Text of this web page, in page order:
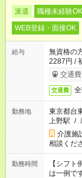
派遣 職種未経験OK
WEB登録・面接OK
給与
無資格の
2287円 /
交通
交通費
勤務地
東京都台
上野駅 /
介護施
相談くだ
勤務時間
【シフト
は一例で